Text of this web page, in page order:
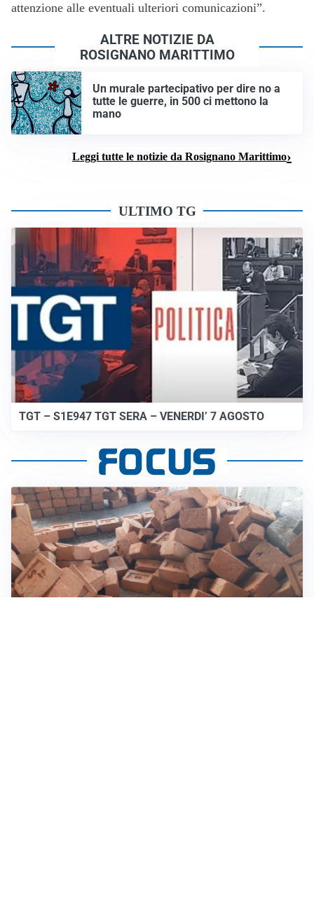
attenzione alle eventuali ulteriori comunicazioni”.
ALTRE NOTIZIE DA
ROSIGNANO MARITTIMO
Un murale partecipativo per dire no a
tutte le guerre, in 500 ci mettono la
mano
Leggi tutte le notizie da Rosignano Marittimo
ULTIMO TG
TGT – S1E947 TGT SERA – VENERDI’ 7 AGOSTO